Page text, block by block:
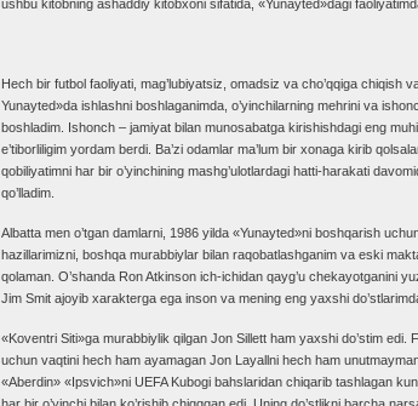
ushbu kitobning ashaddiy kitobxoni sifatida, «Yunayted»dagi
Hech bir futbol faoliyati, mag’lubiyatsiz, omadsiz va cho’qqiga chiqish
Yunayted»da ishlashni boshlaganimda, o’yinchilarning mehrini va
boshladim. Ishonch – jamiyat bilan munosabatga kirishishdagi eng
e’tiborliligim yordam berdi. Ba’zi odamlar ma’lum bir xonaga kirib
qobiliyatimni har bir o’yinchining mashg’ulotlardagi hatti-harakati
qo’lladim.
Albatta men o’tgan damlarni, 1986 yilda «Yunayted»ni boshqarish
hazillarimizni, boshqa murabbiylar bilan raqobatlashganim va eski
qolaman. O’shanda Ron Atkinson ich-ichidan qayg’u chekayotganini
Jim Smit ajoyib xarakterga ega inson va mening eng yaxshi
«Koventri Siti»ga murabbiylik qilgan Jon Sillett ham yaxshi do’stim edi.
uchun vaqtini hech ham ayamagan Jon Layallni hech ham
«Aberdin» «Ipsvich»ni UEFA Kubogi bahslaridan chiqarib tashlagan